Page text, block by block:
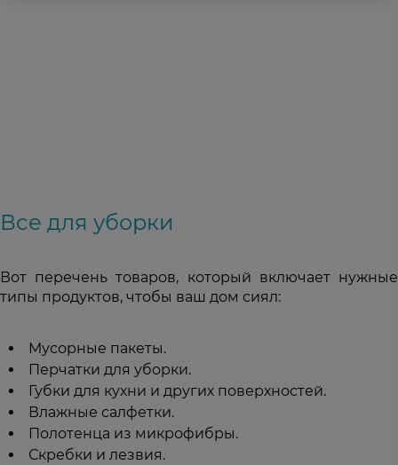
Все для уборки
Вот перечень товаров, который включает нужные
типы продуктов, чтобы ваш дом сиял:
Мусорные пакеты.
Перчатки для уборки.
Губки для кухни и других поверхностей.
Влажные салфетки.
Полотенца из микрофибры.
Скребки и лезвия.